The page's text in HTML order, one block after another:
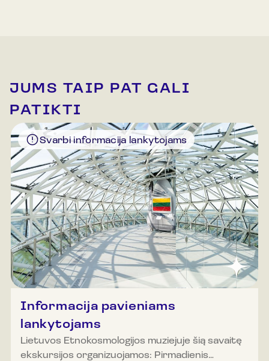
JUMS TAIP PAT GALI
PATIKTI
Svarbi informacija lankytojams
Informacija pavieniams
lankytojams
Lietuvos Etnokosmologijos muziejuje šią savaitę
ekskursijos organizuojamos: Pirmadienis